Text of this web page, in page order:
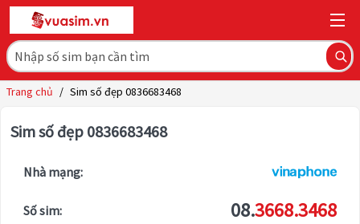
Trang chủ / Sim số đẹp 0836683468
Sim số đẹp 0836683468
Nhà mạng:
Số sim: 08.3668.3468